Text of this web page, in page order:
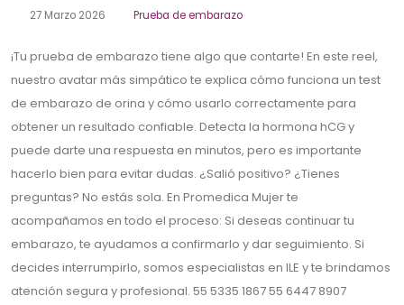
27 Marzo 2026 Prueba de embarazo
¡Tu prueba de embarazo tiene algo que contarte! En este reel,
nuestro avatar más simpático te explica cómo funciona un test
de embarazo de orina y cómo usarlo correctamente para
obtener un resultado confiable. Detecta la hormona hCG y
puede darte una respuesta en minutos, pero es importante
hacerlo bien para evitar dudas. ¿Salió positivo? ¿Tienes
preguntas? No estás sola. En Promedica Mujer te
acompañamos en todo el proceso: Si deseas continuar tu
embarazo, te ayudamos a confirmarlo y dar seguimiento. Si
decides interrumpirlo, somos especialistas en ILE y te brindamos
atención segura y profesional. 55 5335 1867 55 6447 8907